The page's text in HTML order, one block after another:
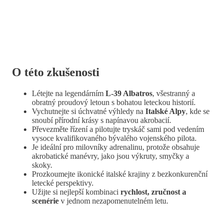
O této zkušenosti
Létejte na legendárním L-39 Albatros, všestranný a
obratný proudový letoun s bohatou leteckou historií.
Vychutnejte si úchvatné výhledy na Italské Alpy, kde se
snoubí přírodní krásy s napínavou akrobacií.
Převezměte řízení a pilotujte tryskáč sami pod vedením
vysoce kvalifikovaného bývalého vojenského pilota.
Je ideální pro milovníky adrenalinu, protože obsahuje
akrobatické manévry, jako jsou výkruty, smyčky a
skoky.
Prozkoumejte ikonické italské krajiny z bezkonkurenční
letecké perspektivy.
Užijte si nejlepší kombinaci rychlost, zručnost a
scenérie v jednom nezapomenutelném letu.